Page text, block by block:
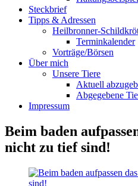
Steckbrief
Tipps & Adressen
Heilbronner-
Terminkalender
Vorträge/Börsen
Über mich
Unsere Tiere
Aktuell
Abgegebene
Impressum
Beim baden
nicht zu tief sind!